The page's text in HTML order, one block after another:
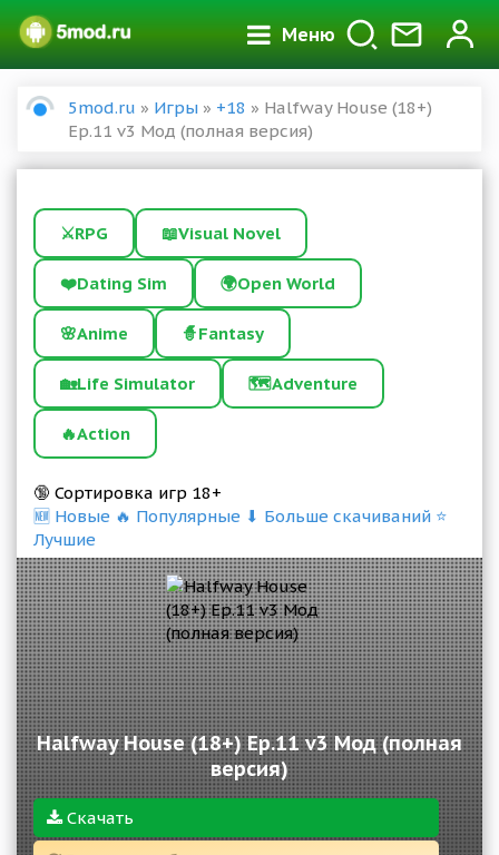
Меню
5mod.ru » Игры » +18 » Halfway House (18+)
Ep.11 v3 Мод (полная версия)
⚔️RPG 📖Visual Novel
❤️Dating Sim 🌍Open World
🌸Anime 🧙Fantasy
🏡Life Simulator 🗺️Adventure
🔥Action
🔞 Сортировка игр 18+
🆕 Новые 🔥 Популярные ⬇ Больше скачиваний ⭐
Лучшие
Halfway House (18+) Ep.11 v3 Мод (полная
версия)
Скачать